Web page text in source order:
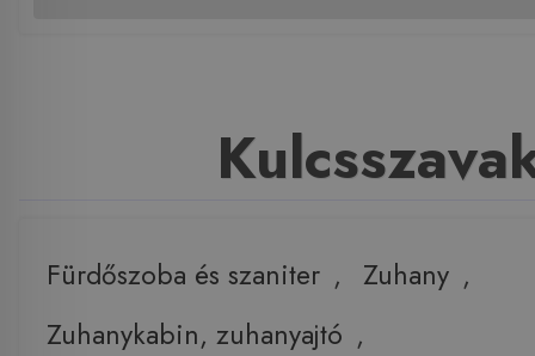
Fürdőszoba és szaniter , Zuhany ,
Zuhanykabin, zuhanyajtó ,